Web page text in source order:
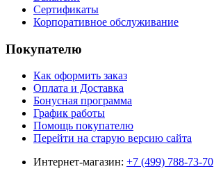
Сертификаты
Корпоративное обслуживание
Покупателю
Как оформить заказ
Оплата и Доставка
Бонусная программа
График работы
Помощь покупателю
Перейти на старую версию сайта
Интернет-магазин: +7 (499) 788-73-70